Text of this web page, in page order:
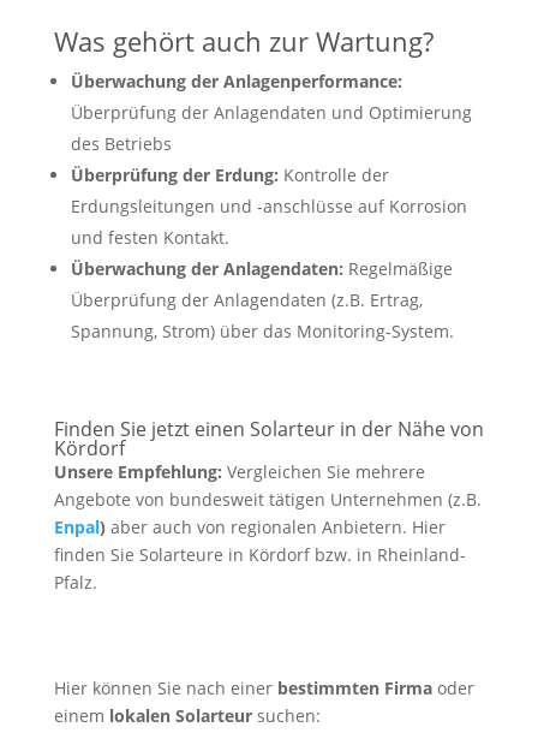
Was gehört auch zur Wartung?
Überwachung der Anlagenperformance:
Überprüfung der Anlagendaten und Optimierung
des Betriebs
Überprüfung der Erdung: Kontrolle der
Erdungsleitungen und -anschlüsse auf Korrosion
und festen Kontakt.
Überwachung der Anlagendaten: Regelmäßige
Überprüfung der Anlagendaten (z.B. Ertrag,
Spannung, Strom) über das Monitoring-System.
Finden Sie jetzt einen Solarteur in der Nähe von
Kördorf
Unsere Empfehlung: Vergleichen Sie mehrere
Angebote von bundesweit tätigen Unternehmen (z.B.
Enpal) aber auch von regionalen Anbietern. Hier
finden Sie Solarteure in Kördorf bzw. in Rheinland-
Pfalz.
Hier können Sie nach einer bestimmten Firmaoder
einem lokalen Solarteursuchen: